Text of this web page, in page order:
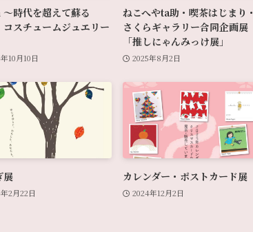
時代を超えて蘇る
スチュームジュエリー
10月10日
ねこへやta助・喫茶はじまり・
さくらギャラリー合同企画展
「推しにゃんみっけ展」
2025年8月2日
展
2月22日
カレンダー・ポストカード展
2024年12月2日